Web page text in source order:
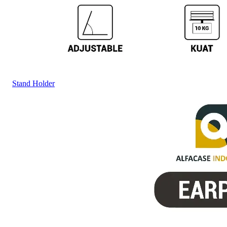
Stand Holder